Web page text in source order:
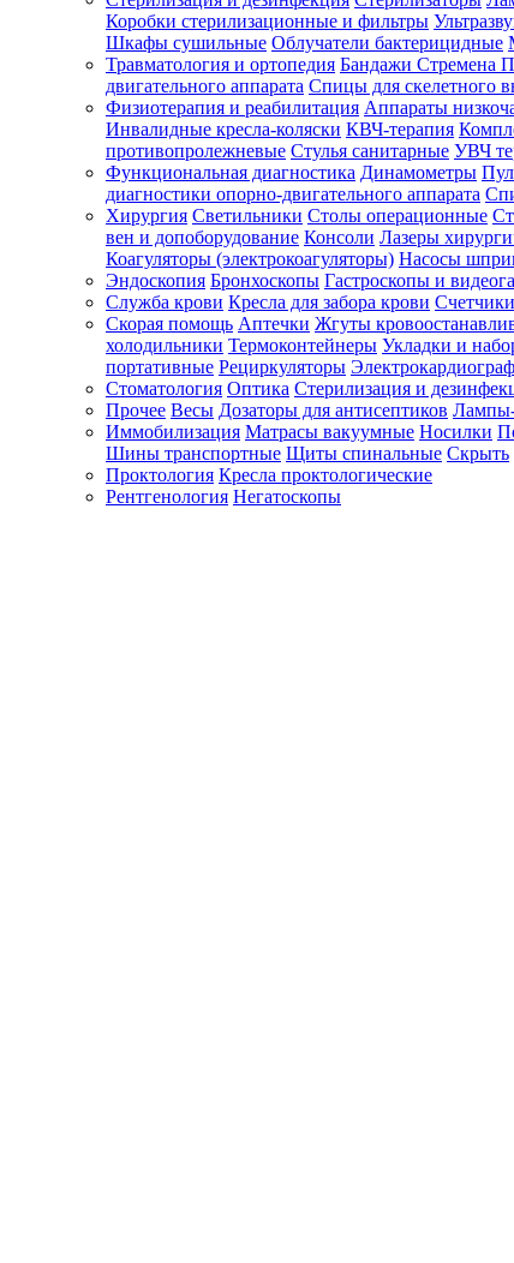
Зарегистрироваться
Зачем
регистрироваться?
Все
покупки
в
одном
месте
Личный
менеджер
Отслеживание
статуса
заказа
Коробки стерилизационные и фильтры
Шкафы сушильные Облучатели бактерицидные
Травматология и ортопедия Бандажи Стремена
двигательного аппарата Спицы для скелетного
Физиотерапия и реабилитация Аппараты
Инвалидные кресла-коляски КВЧ-терапия
противопролежневые Стулья санитарные УВЧ
Функциональная диагностика Динамометры
диагностики опорно-двигательного аппарата
Хирургия Светильники Столы операционные
вен и допоборудование Консоли Лазеры
Коагуляторы (электрокоагуляторы) Насосы
Эндоскопия Бронхоскопы Гастроскопы и
Служба крови Кресла для забора крови
Скорая помощь Аптечки Жгуты
холодильники Термоконтейнеры Укладки и
портативные Рециркуляторы
Стоматология Оптика Стерилизация и
Прочее Весы Дозаторы для антисептиков
Иммобилизация Матрасы вакуумные Носилки
Шины транспортные Щиты спинальные Скрыть
Проктология Кресла проктологические
Рентгенология Негатоскопы